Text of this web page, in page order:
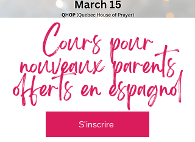
Cours pour
nouveaux parents
offerts en espagnol
S'inscrire